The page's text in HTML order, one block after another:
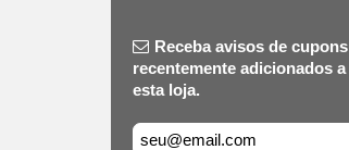
Receba avisos de cupons
recentemente adicionados a
esta loja.